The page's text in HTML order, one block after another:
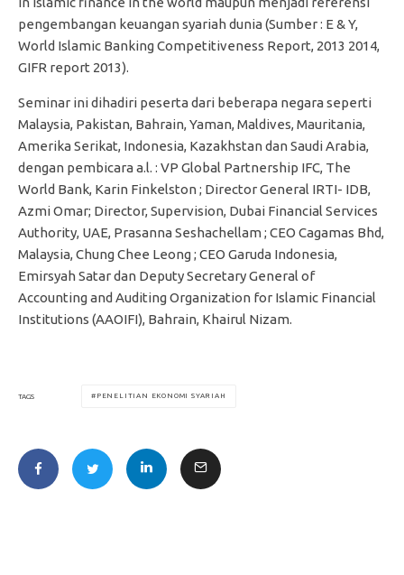
pengembangan keuangan syariah dunia (Sumber : E & Y,
World Islamic Banking Competitiveness Report, 2013 2014,
GIFR report 2013).
Seminar ini dihadiri peserta dari beberapa negara seperti
Malaysia, Pakistan, Bahrain, Yaman, Maldives, Mauritania,
Amerika Serikat, Indonesia, Kazakhstan dan Saudi Arabia,
dengan pembicara a.l. : VP Global Partnership IFC, The
World Bank, Karin Finkelston ; Director General IRTI- IDB,
Azmi Omar; Director, Supervision, Dubai Financial Services
Authority, UAE, Prasanna Seshachellam ; CEO Cagamas Bhd,
Malaysia, Chung Chee Leong ; CEO Garuda Indonesia,
Emirsyah Satar dan Deputy Secretary General of
Accounting and Auditing Organization for Islamic Financial
Institutions (AAOIFI), Bahrain, Khairul Nizam.
TAGS PENELITIAN EKONOMI SYARIAH